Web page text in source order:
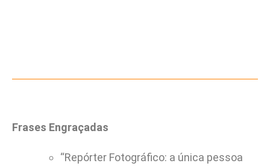
Frases Engraçadas
“Repórter Fotográfico: a única pessoa